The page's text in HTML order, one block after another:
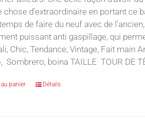
chose d'extraordinaire en portant ce
de faire du neuf avec de
puissant anti gaspillage, qui
Chic, Tendance, Vintage, Fait
Sombrero, boina TAILLE TOUR DE
panier Détails